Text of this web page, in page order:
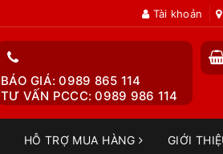
Tài khoản
BÁO GIÁ: 0989 865 114
TƯ VẤN PCCC: 0989 986 114
HỖ TRỢ MUA HÀNG GIỚI